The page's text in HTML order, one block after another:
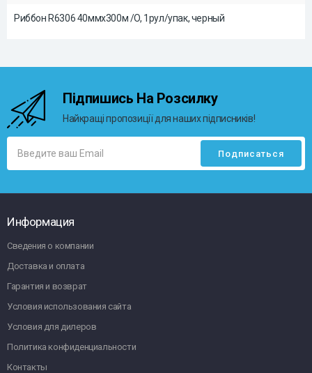
Риббон R6306 40ммx300м /O, 1рул/упак, черный
Підпишись На Розсилку
Найкращі пропозиції для наших підписників!
Информация
Сведения о компании
Доставка и оплата
Гарантия и возврат
Условия использования сайта
Условия для дилеров
Политика конфиденциальности
Контакты